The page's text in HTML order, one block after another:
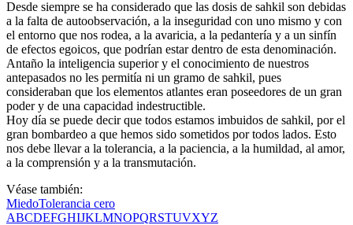
Desde siempre se ha considerado que las dosis de sahkil son debidas
a la falta de autoobservación, a la inseguridad con uno mismo y con
el entorno que nos rodea, a la avaricia, a la pedantería y a un sinfín
de efectos egoicos, que podrían estar dentro de esta denominación.
Antaño la inteligencia superior y el conocimiento de nuestros
antepasados no les permitía ni un gramo de sahkil, pues
consideraban que los elementos atlantes eran poseedores de un gran
poder y de una capacidad indestructible.
Hoy día se puede decir que todos estamos imbuidos de sahkil, por el
gran bombardeo a que hemos sido sometidos por todos lados. Esto
nos debe llevar a la tolerancia, a la paciencia, a la humildad, al amor,
a la comprensión y a la transmutación.
Véase también:
MiedoTolerancia cero
ABCDEFGHIJKLMNOPQRSTUVXYZ